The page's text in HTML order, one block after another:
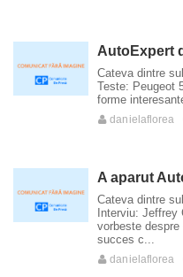
AutoExpert
Cateva dintre
Teste: Peugeot
forme
danielaflorea
A aparut
Cateva dintre
Interviu:
vorbeste
succes c...
danielaflorea